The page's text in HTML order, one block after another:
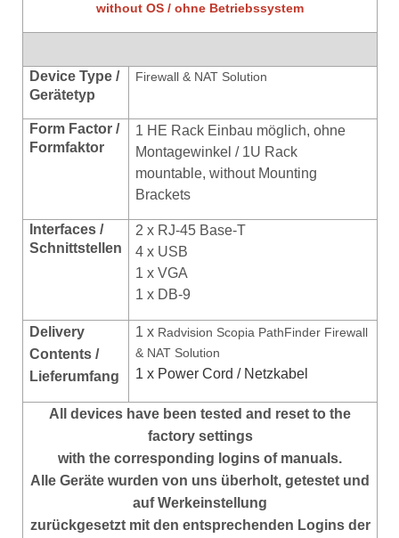
without OS / ohne Betriebssystem
Device Type /
Gerätetyp
Firewall & NAT Solution
Form Factor /
Formfaktor
1 HE Rack Einbau möglich, ohne
Montagewinkel / 1U Rack
mountable, without Mounting
Brackets
Interfaces /
Schnittstellen
2 x RJ-45 Base-T
4 x USB
1 x VGA
1 x DB-9
Delivery
Contents /
Lieferumfang
1 x Radvision Scopia PathFinder Firewall
& NAT Solution
1 x Power Cord / Netzkabel
All devices have been tested and reset to the
factory settings
with the corresponding logins of manuals.
Alle Geräte wurden von uns überholt, getestet und
auf Werkeinstellung
zurückgesetzt mit den entsprechenden Logins der